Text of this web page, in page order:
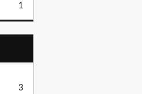
1
3